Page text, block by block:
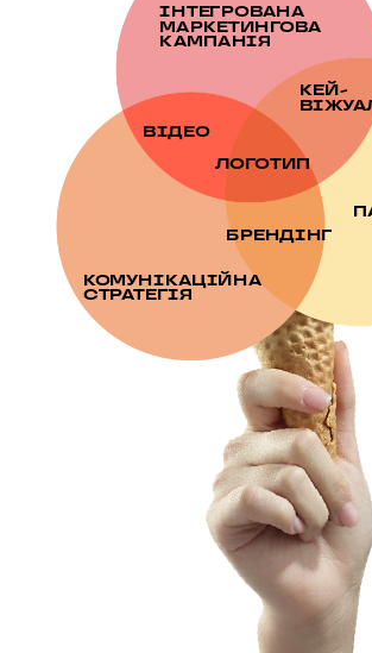
ІНТЕГРОВАНА
МАРКЕТИНГОВА
КАМПАНІЯ
КЕЙ-
ВІДЕО
ЛОГОТИП
БРЕНДІНГ
КОМУНІКАЦІЙНА
СТРАТЕГІЯ